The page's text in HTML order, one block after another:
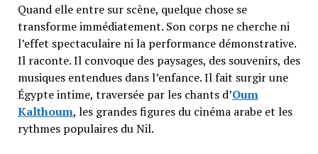
Quand elle entre sur scène, quelque chose se
transforme immédiatement. Son corps ne cherche ni
l’effet spectaculaire ni la performance démonstrative.
Il raconte. Il convoque des paysages, des souvenirs, des
musiques entendues dans l’enfance. Il fait surgir une
Égypte intime, traversée par les chants d’Oum
Kalthoum, les grandes figures du cinéma arabe et les
rythmes populaires du Nil.